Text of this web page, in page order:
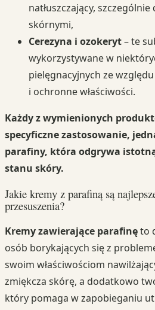
natłuszczający,
skórnymi,
Cerezyna i ozokeryt– te
wykorzystywane w
pielęgnacyjnych ze
i ochronne właściwości.
Każdy z wymienionych
specyficzne zastosowanie,
parafiny, która odgrywa
stanu skóry.
Jakie kremy z parafiną są
przesuszenia?
Kremy zawierające parafinęto
osób borykających się z
swoim właściwościom
zmiękcza skórę, a dodatkowo
który pomaga w zapobieganiu